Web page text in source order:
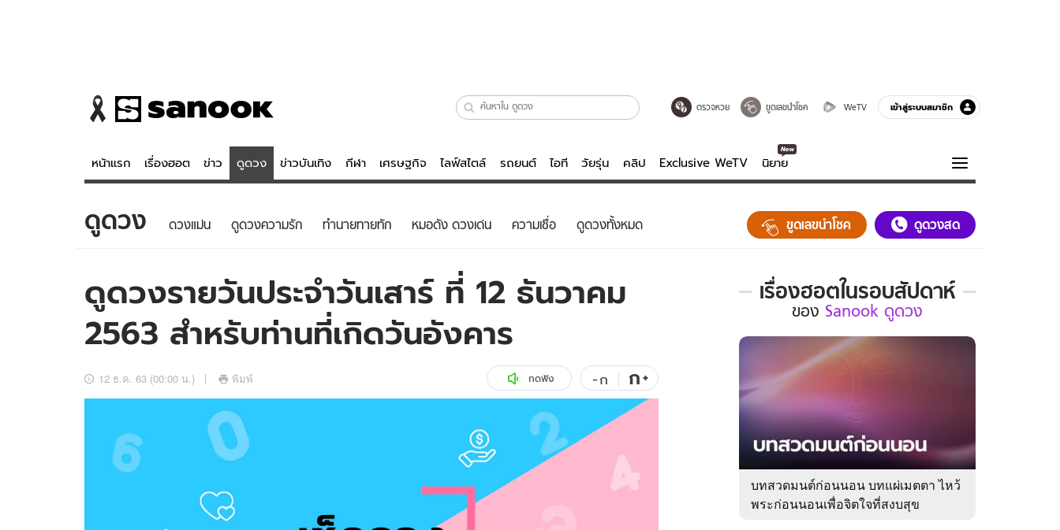
ตรวจหวย ขูดเลขนำโชค WeTV เข้าสู่ระบบสมาชิก
หน้าแรก เรื่องฮอต ข่าว ดูดวง ข่าวบันเทิง กีฬา เศรษฐกิจ ไลฟ์สไตล์ รถยนต์ ไอที วัยรุ่น คลิป Exclusive WeTV นิยาย
ข่าว
ข่าวบันเทิง
ข่าวกีฬา
ข่าวเศรษฐกิจ
อัปเดตจีน
เช็กข่าวชัวร์
ดูดวง - ตรวจหวย
สถิติหวยไทย
หวยลาว
ไลฟ์สไตล์
วัยรุ่น
ไอที
รถยนต์
สุขภาพ
เที่ยว-กิน
Tasteful Thailand
Sanook Choice
ดูทีวี
WeTV
ความรู้รอบตัว
ฮาวทู
ดาวน์โหลดสนุกแอปฟรี ติดตามสนุกโซเชียลได้ที่
ดูดวง ดวงแม่น ดูดวงความรัก ทํานายทายทัก หมอดัง ดวงเด่น ความเชื่อ ดูดวงทั้งหมด ขูดเลขนำโชค ดูดวงสด
ดูดวงรายวันประจำวันเสาร์ ที่ 12 ธันวาคม
2563 สำหรับท่านที่เกิดวันอังคาร
12 ธ.ค. 63 (00:00 น.) พิมพ์ กดฟัง -ก ก+
เรื่องฮอตในรอบสัปดาห์
เรื่อง
ใน
รอบ
ของ
Sanook
ดูด
ของ Sanook ดูดวง
บทสวดมนต์ก่อนนอน บทแผ่เมตตา ไหว้
พระก่อนนอนเพื่อจิตใจที่สงบสุข